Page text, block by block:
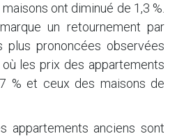
ont diminué de 1,3 %.
un retournement par
plus prononcées observées
où les prix des appartements
% et ceux des maisons de
appartements anciens sont